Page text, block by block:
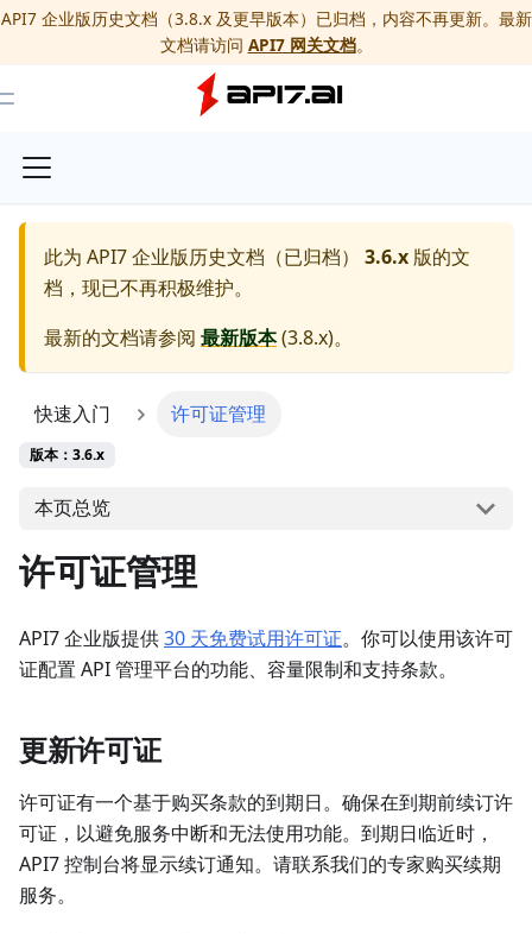
API7 企业版历史文档（3.8.x 及更早版本）已归档，内容不再更新。最新
文档请访问 API7 网关文档。
Toggle Menu
此为 API7 企业版历史文档（已归档） 3.6.x 版的文
档，现已不再积极维护。
最新的文档请参阅 最新版本(3.8.x)。
快速入门 许可证管理
版本：3.6.x
本页总览
许可证管理
API7 企业版提供30 天免费试用许可证。你可以使用该许可
证配置 API 管理平台的功能、容量限制和支持条款。
更新许可证
许可证有一个基于购买条款的到期日。确保在到期前续订许
可证，以避免服务中断和无法使用功能。到期日临近时，
API7 控制台将显示续订通知。请联系我们的专家购买续期
服务。